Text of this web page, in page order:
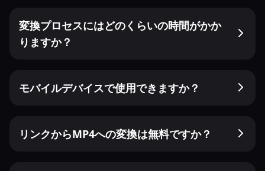
変換プロセスにはどのくらいの時間がかか
りますか？
モバイルデバイスで使用できますか？
リンクからMP4への変換は無料ですか？